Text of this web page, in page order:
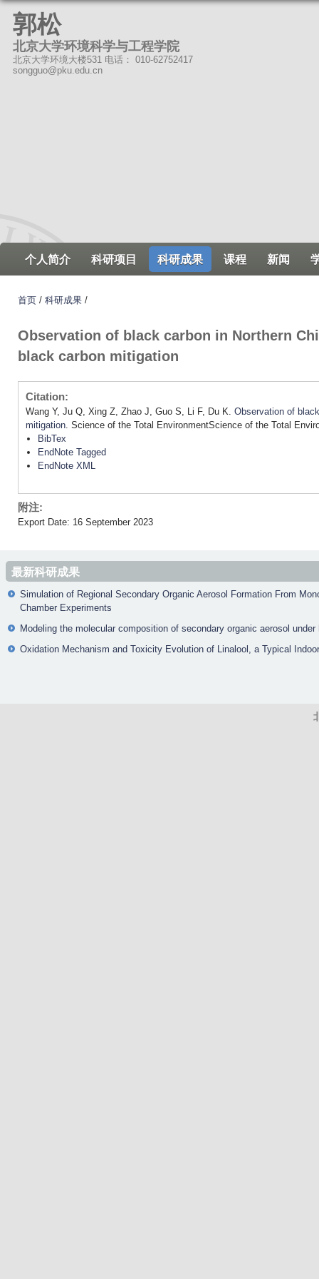
郭松
北京大学环境科学与工程学院
北京大学环境大楼531 电话： 010-62752417
songguo@pku.edu.cn
个人简介 科研项目 科研成果 课程 新闻
首页 / 科研成果 /
Observation of black carbon in Northern
black carbon mitigation
Citation:
Wang Y, Ju Q, Xing Z, Zhao J, Guo S, Li F, Du K. Observation of
mitigation . Science of the Total EnvironmentScience of the Total
BibTex
EndNote Tagged
EndNote XML
附注:
Export Date: 16 September 2023
最新科研成果
Simulation of Regional Secondary Organic Aerosol Formation From
Chamber Experiments
Modeling the molecular composition of secondary organic aerosol
Oxidation Mechanism and Toxicity Evolution of Linalool, a Typical